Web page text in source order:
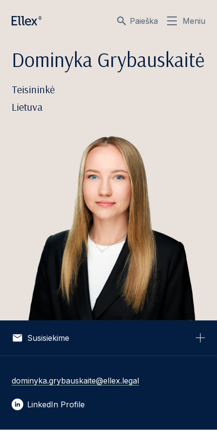
Paieška Meniu
Dominyka Grybauskaitė
Teisininkė
Lietuva
Susisiekime
El. pašto adresas *
dominyka.grybauskaite@ellex.legal
LinkedIn Profile